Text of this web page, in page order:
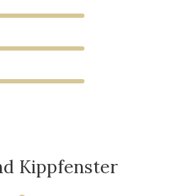
Kippfenster